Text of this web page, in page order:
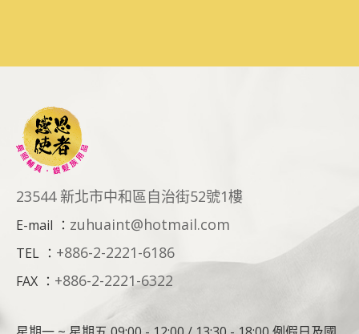
23544 新北市中和區自治街52號1樓
E-mail ： zuhuaint@hotmail.com
TEL ： +886-2-2221-6186
FAX ： +886-2-2221-6322